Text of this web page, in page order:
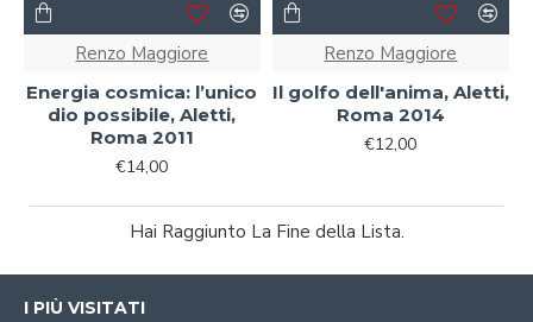
Renzo Maggiore
Energia cosmica: l’unico
dio possibile, Aletti,
Roma 2011
€14,00
Renzo Maggiore
Il golfo dell'anima, Aletti,
Roma 2014
€12,00
Hai Raggiunto La Fine della Lista.
I PIÙ VISITATI